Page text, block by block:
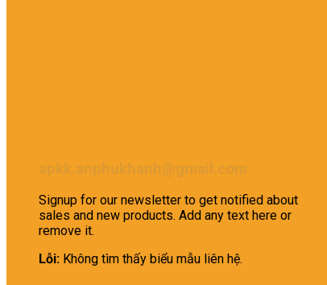
Signup for our newsletter to get notified about
sales and new products. Add any text here or
remove it.
Lỗi: Không tìm thấy biểu mẫu liên hệ.